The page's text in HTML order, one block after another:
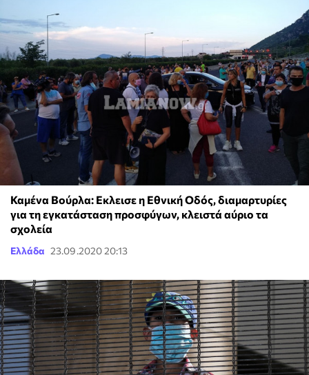
Καμένα Βούρλα: Eκλεισε η Εθνική Οδός, διαμαρτυρίες
για τη εγκατάσταση προσφύγων, κλειστά αύριο τα
σχολεία
Ελλάδα 23.09.2020 20:13